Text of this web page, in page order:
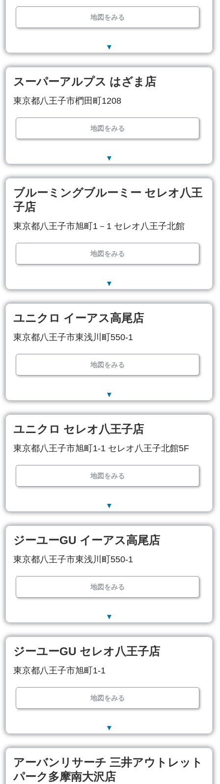
地図をみる
▼
スーパーアルプス はざま店
東京都八王子市椚田町1208
地図をみる
▼
ブルーミングブルーミー セレオ八王
子店
東京都八王子市旭町1－1 セレオ八王子北館
地図をみる
▼
ユニクロ イーアス高尾店
東京都八王子市東浅川町550-1
地図をみる
▼
ユニクロ セレオ八王子店
東京都八王子市旭町1-1 セレオ八王子北館5F
地図をみる
▼
ジーユーGU イーアス高尾店
東京都八王子市東浅川町550-1
地図をみる
▼
ジーユーGU セレオ八王子店
東京都八王子市旭町1-1
地図をみる
▼
アーバンリサーチ 三井アウトレット
パーク多摩南大沢店